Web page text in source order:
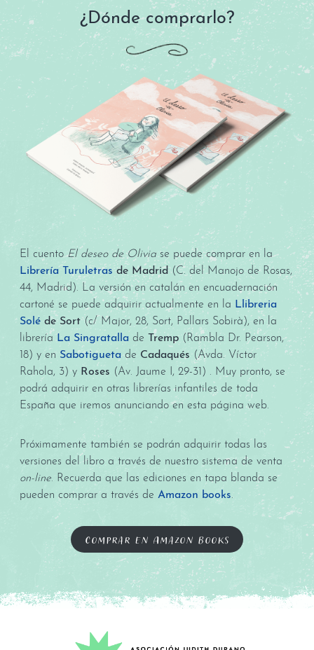
¿Dónde comprarlo?
El cuentoEl deseo de Oliviase puede comprar en la
Librería Turuletrasde Madrid(C. del Manojo de Rosas,
44, Madrid). La versión en catalán en encuadernación
cartoné se puede adquirir actualmente en la Llibreria
Solé de Sort(c/ Major, 28, Sort, Pallars Sobirà), en la
libreríaLa Singratalla de Tremp (Rambla Dr. Pearson,
18) y en Sabotiguetade Cadaqués (Avda. Víctor
Rahola, 3) y Roses (Av. Jaume I, 29-31) . Muy pronto, se
podrá adquirir en otras librerías infantiles de toda
España que iremos anunciando en esta página web.
Próximamente también se podrán adquirir todas las
versiones del libro a través de nuestro sistema de venta
on-line. Recuerda que las ediciones en tapa blanda se
pueden comprar a través de Amazon books.
Comprar en Amazon books